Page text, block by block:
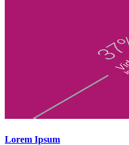
Lorem Ipsum